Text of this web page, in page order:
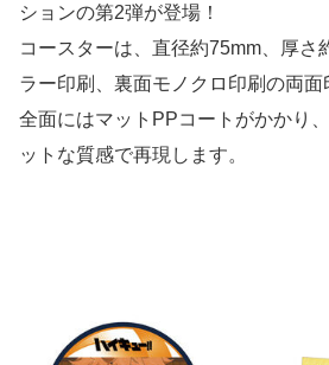
ションの第2弾が登場！
コースターは、直径約75mm、厚さ
ラー印刷、裏面モノクロ印刷の両
全面にはマットPPコートがかかり
ットな質感で再現します。